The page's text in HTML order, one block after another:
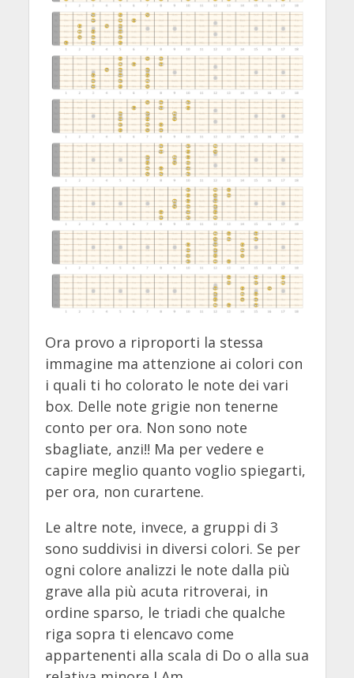
Ora provo a riproporti la stessa
immagine ma attenzione ai colori con
i quali ti ho colorato le note dei vari
box. Delle note grigie non tenerne
conto per ora. Non sono note
sbagliate, anzi!! Ma per vedere e
capire meglio quanto voglio spiegarti,
per ora, non curartene.
Le altre note, invece, a gruppi di 3
sono suddivisi in diversi colori. Se per
ogni colore analizzi le note dalla più
grave alla più acuta ritroverai, in
ordine sparso, le triadi che qualche
riga sopra ti elencavo come
appartenenti alla scala di Do o alla sua